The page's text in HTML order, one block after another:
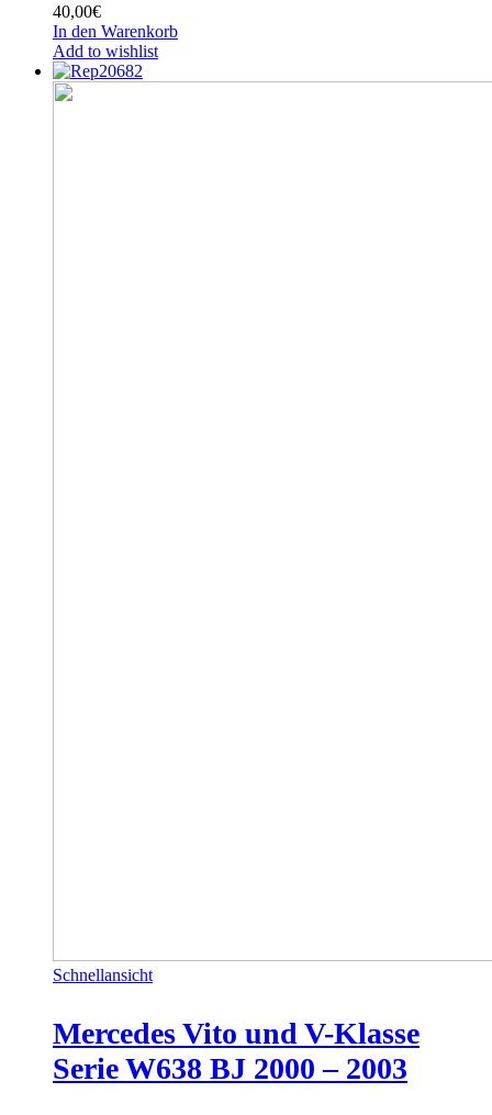
40,00€
In den Warenkorb
Add to wishlist
Schnellansicht
Mercedes Vito und V-Klasse
Serie W638 BJ 2000 – 2003